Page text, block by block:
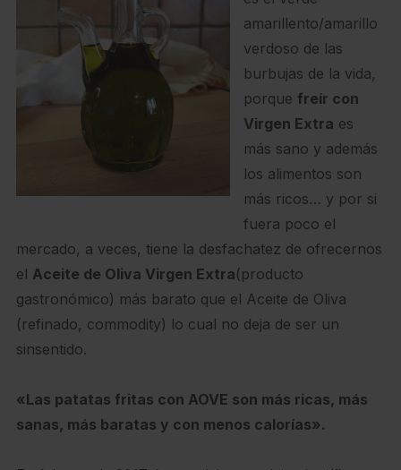
amarillento/amarillo
verdoso de las
burbujas de la vida,
porque freír con
Virgen Extra es
más sano y además
los alimentos son
más ricos… y por si
fuera poco el
mercado, a veces, tiene la desfachatez de ofrecernos
el Aceite de Oliva Virgen Extra(producto
gastronómico) más barato que el Aceite de Oliva
(refinado, commodity) lo cual no deja de ser un
sinsentido.
«Las patatas fritas con AOVE son más ricas, más
sanas, más baratas y con menos calorías».